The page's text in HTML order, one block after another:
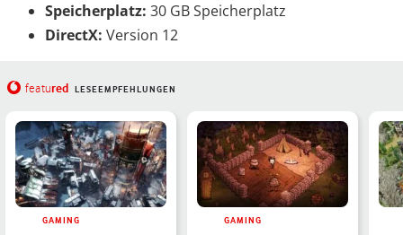
Speicherplatz: 30 GB Speicherplatz
DirectX: Version 12
featured LESEEMPFEHLUNGEN
GAMING GAMING